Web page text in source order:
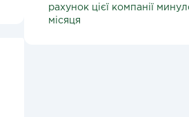
рахунок цієї компанії
місяця